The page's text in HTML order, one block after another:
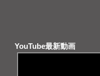
YouTube最新動画